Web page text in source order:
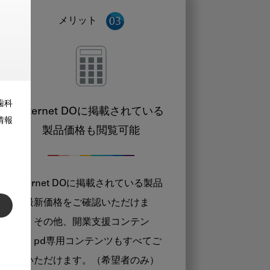
科
報
メリット
Internet DOに掲載されている
製品価格も閲覧可能
Internet DOに掲載されている製品
の最新価格をご確認いただけま
す。その他、開業支援コンテン
ツ、pd専用コンテンツもすべてご
覧いただけます。（希望者のみ）